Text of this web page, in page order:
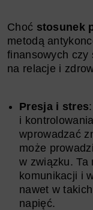
Choć stosunek
metodą
finansowych czy
na relacje i
Presja i stres
i
wprowadzać
może
w związku. Ta
komunikacji i
nawet w
napięć.